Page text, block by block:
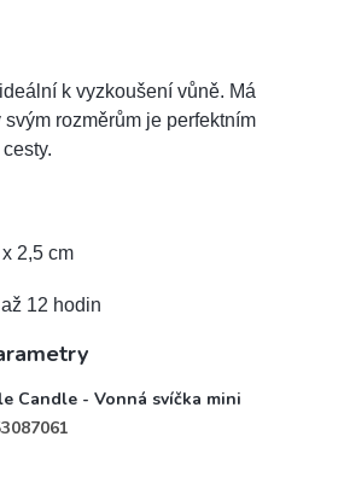
k vyzkoušení vůně. Má
svým rozměrům je perfektním
2,5 cm
12 hodin
Candle - Vonná svíčka mini